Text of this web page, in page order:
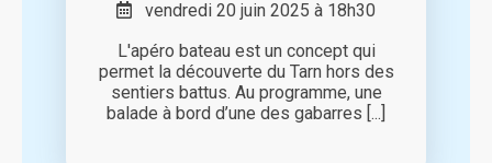
vendredi 20 juin 2025 à 18h30
L'apéro bateau est un concept qui
permet la découverte du Tarn hors des
sentiers battus. Au programme, une
balade à bord d’une des gabarres [...]